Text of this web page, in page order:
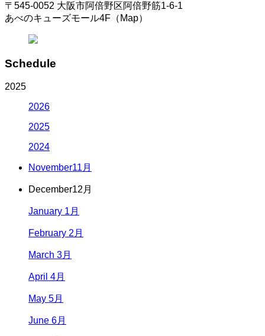
〒545-0052 大阪市阿倍野区阿倍野筋1-6-1
あべのキューズモール4F（Map）
Schedule
2025
2026
2025
2024
November11月
December12月
January 1月
February 2月
March 3月
April 4月
May 5月
June 6月